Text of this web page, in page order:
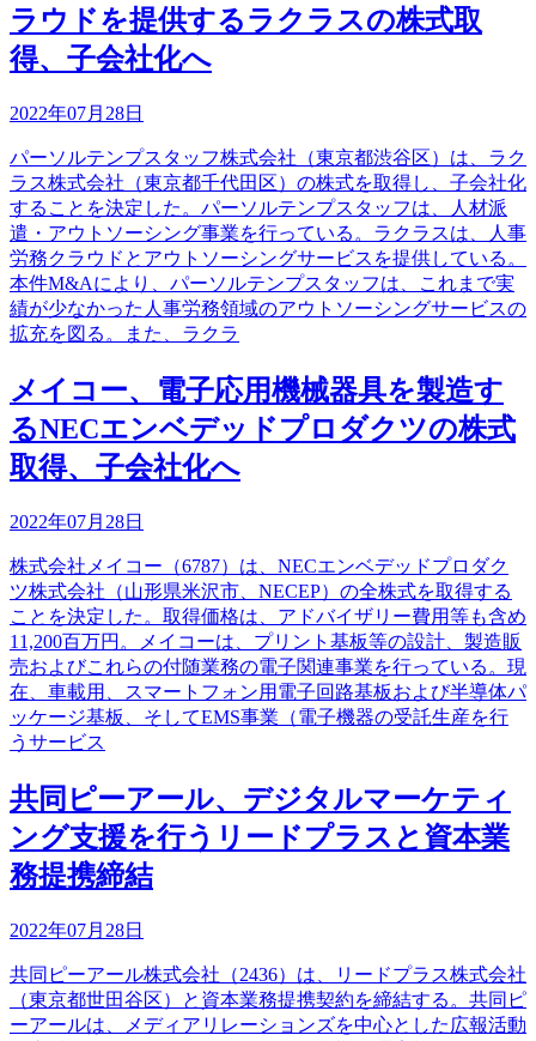
ラウドを提供するラクラスの株式取
得、子会社化へ
2022年07月28日
パーソルテンプスタッフ株式会社（東京都渋谷区）は、ラク
ラス株式会社（東京都千代田区）の株式を取得し、子会社化
することを決定した。パーソルテンプスタッフは、人材派
遣・アウトソーシング事業を行っている。ラクラスは、人事
労務クラウドとアウトソーシングサービスを提供している。
本件M&Aにより、パーソルテンプスタッフは、これまで実
績が少なかった人事労務領域のアウトソーシングサービスの
拡充を図る。また、ラクラ
メイコー、電子応用機械器具を製造す
るNECエンベデッドプロダクツの株式
取得、子会社化へ
2022年07月28日
株式会社メイコー（6787）は、NECエンベデッドプロダク
ツ株式会社（山形県米沢市、NECEP）の全株式を取得する
ことを決定した。取得価格は、アドバイザリー費用等も含め
11,200百万円。メイコーは、プリント基板等の設計、製造販
売およびこれらの付随業務の電子関連事業を行っている。現
在、車載用、スマートフォン用電子回路基板および半導体パ
ッケージ基板、そしてEMS事業（電子機器の受託生産を行
うサービス
共同ピーアール、デジタルマーケティ
ング支援を行うリードプラスと資本業
務提携締結
2022年07月28日
共同ピーアール株式会社（2436）は、リードプラス株式会社
（東京都世田谷区）と資本業務提携契約を締結する。共同ピ
ーアールは、メディアリレーションズを中心とした広報活動